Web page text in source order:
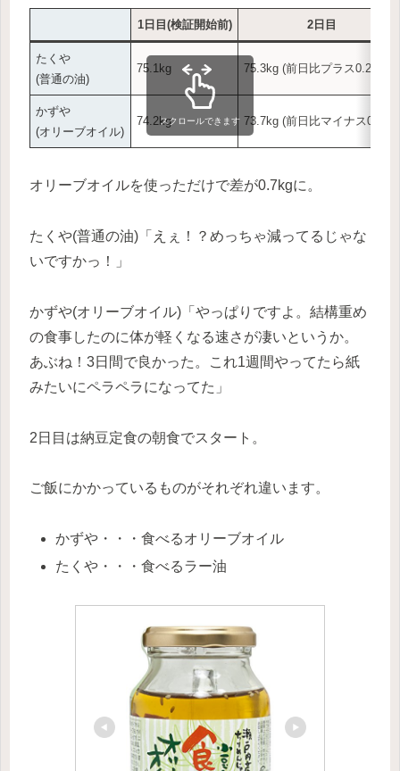
1日目(検証開始前) 2日目
たくや
(普通の油)
75.1kg 75.3kg (前日比プラス0.2kg)
かずや
(オリーブオイル)
74.2kg 73.7kg (前日比マイナス0.5kg)
スクロールできます
オリーブオイルを使っただけで差が0.7kgに。
たくや(普通の油)「えぇ！？めっちゃ減ってるじゃな
いですかっ！」
かずや(オリーブオイル)「やっぱりですよ。結構重め
の食事したのに体が軽くなる速さが凄いというか。
あぶね！3日間で良かった。これ1週間やってたら紙
みたいにペラペラになってた」
2日目は納豆定食の朝食でスタート。
ご飯にかかっているものがそれぞれ違います。
かずや・・・食べるオリーブオイル
たくや・・・食べるラー油